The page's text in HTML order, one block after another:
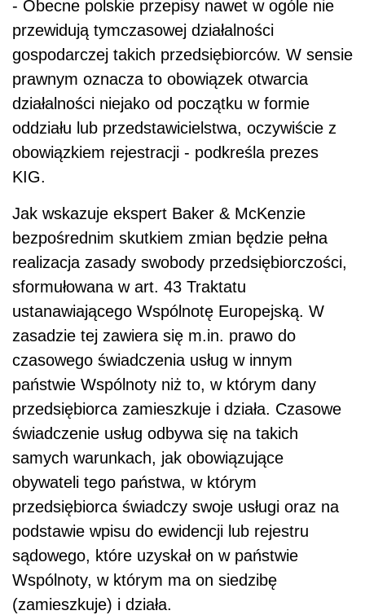
- Obecne polskie przepisy nawet w ogóle nie
przewidują tymczasowej działalności
gospodarczej takich przedsiębiorców. W sensie
prawnym oznacza to obowiązek otwarcia
działalności niejako od początku w formie
oddziału lub przedstawicielstwa, oczywiście z
obowiązkiem rejestracji - podkreśla prezes
KIG.
Jak wskazuje ekspert Baker & McKenzie
bezpośrednim skutkiem zmian będzie pełna
realizacja zasady swobody przedsiębiorczości,
sformułowana w art. 43 Traktatu
ustanawiającego Wspólnotę Europejską. W
zasadzie tej zawiera się m.in. prawo do
czasowego świadczenia usług w innym
państwie Wspólnoty niż to, w którym dany
przedsiębiorca zamieszkuje i działa. Czasowe
świadczenie usług odbywa się na takich
samych warunkach, jak obowiązujące
obywateli tego państwa, w którym
przedsiębiorca świadczy swoje usługi oraz na
podstawie wpisu do ewidencji lub rejestru
sądowego, które uzyskał on w państwie
Wspólnoty, w którym ma on siedzibę
(zamieszkuje) i działa.